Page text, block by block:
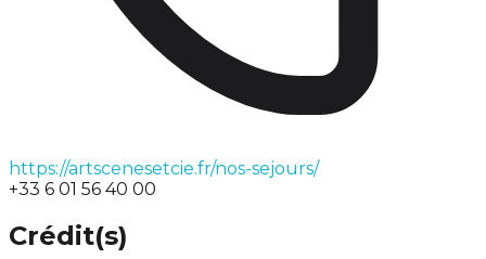
https://artscenesetcie.fr/nos-sejours/
+33 6 01 56 40 00
Crédit(s)